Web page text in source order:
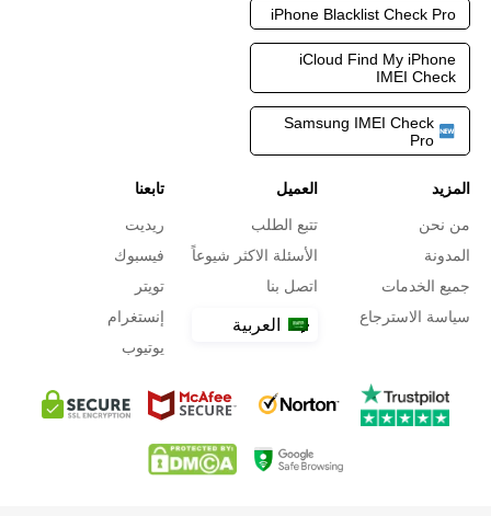
iPhone Blacklist Check Pro
iCloud Find My iPhone
IMEI Check
Samsung IMEI Check
Pro
المزيد
من نحن
المدونة
جميع الخدمات
سياسة الاسترجاع
العميل
تتبع الطلب
الأسئلة الاكثر شيوعاً
اتصل بنا
العربية
تابعنا
ريديت
فيسبوك
تويتر
إنستغرام
يوتيوب